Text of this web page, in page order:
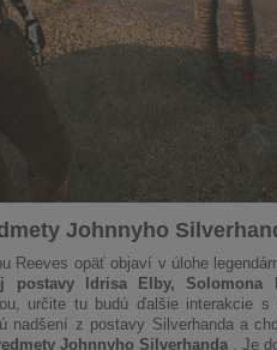
Johnnyho
Reeves opäť objaví v úlohe
postavy Idrisa Elby, Solomona
určite tu budú ďalšie
nadšení z postavy Silverhanda a
Johnnyho Silverhanda. Je